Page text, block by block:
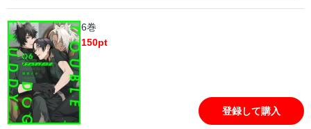
6巻
150pt
登録して購入